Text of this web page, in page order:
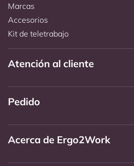
Marcas
Accesorios
Kit de teletrabajo
Atención al cliente
Pedido
Acerca de Ergo2Work